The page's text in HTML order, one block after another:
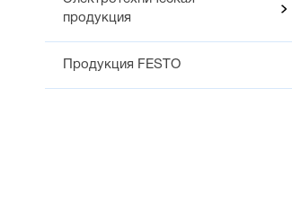
продукция
Продукция FESTO